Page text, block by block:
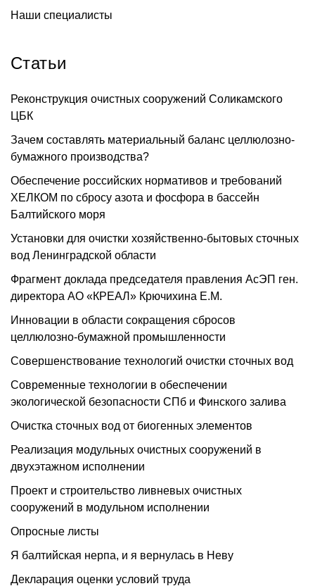
Наши специалисты
Статьи
Реконструкция очистных сооружений Соликамского
ЦБК
Зачем составлять материальный баланс целлюлозно-
бумажного производства?
Обеспечение российских нормативов и требований
ХЕЛКОМ по сбросу азота и фосфора в бассейн
Балтийского моря
Установки для очистки хозяйственно-бытовых сточных
вод Ленинградской области
Фрагмент доклада председателя правления АсЭП ген.
директора АО «КРЕАЛ» Крючихина Е.М.
Инновации в области сокращения сбросов
целлюлозно-бумажной промышленности
Cовершенствование технологий очистки сточных вод
Современные технологии в обеспечении
экологической безопасности СПб и Финского залива
Очистка сточных вод от биогенных элементов
Реализация модульных очистных сооружений в
двухэтажном исполнении
Проект и строительство ливневых очистных
сооружений в модульном исполнении
Опросные листы
Я балтийская нерпа, и я вернулась в Неву
Декларация оценки условий труда